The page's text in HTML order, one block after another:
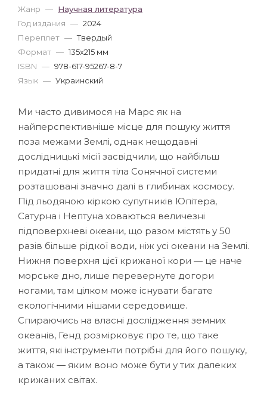
Жанр — Научная литература
Год издания — 2024
Переплет — Твердый
Формат — 135x215 мм
ISBN — 978-617-95267-8-7
Язык — Украинский
Ми часто дивимося на Марс як на
найперспективніше місце для пошуку життя
поза межами Землі, однак нещодавні
дослідницькі місії засвідчили, що найбільш
придатні для життя тіла Сонячної системи
розташовані значно далі в глибинах космосу.
Під льодяною кіркою супутників Юпітера,
Сатурна і Нептуна ховаються величезні
підповерхневі океани, що разом містять у 50
разів більше рідкої води, ніж усі океани на Землі.
Нижня поверхня цієї крижаної кори — це наче
морське дно, лише перевернуте догори
ногами, там цілком може існувати багате
екологічними нішами середовище.
Спираючись на власні дослідження земних
океанів, Генд розмірковує про те, що таке
життя, які інструменти потрібні для його пошуку,
а також — яким воно може бути у тих далеких
крижаних світах.